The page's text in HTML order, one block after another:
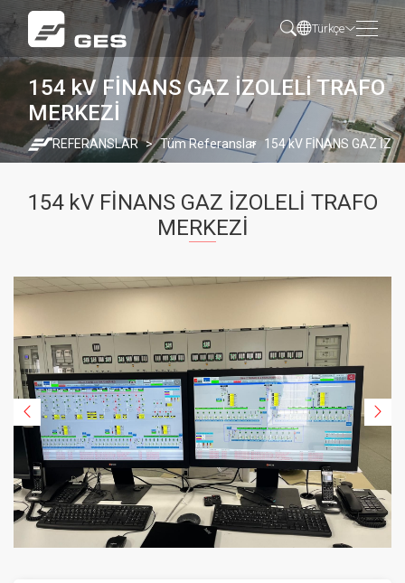
Türkçe
154 kV FİNANS GAZ İZOLELİ TRAFO
MERKEZİ
REFERANSLAR Tüm Referanslar 154 kV FİNANS GAZ
154 kV FİNANS GAZ İZOLELİ TRAFO
MERKEZİ